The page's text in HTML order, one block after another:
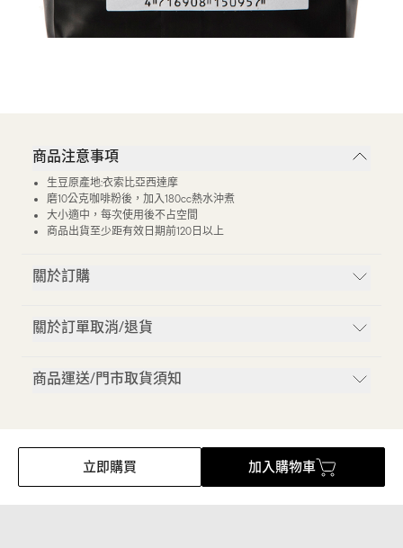
商品注意事項
生豆原產地:衣索比亞西達摩
磨10公克咖啡粉後，加入180cc熱水沖煮
大小適中，每次使用後不占空間
商品出貨至少距有效日期前120日以上
關於訂購
關於訂單取消/退貨
商品運送/門市取貨須知
立即購買 加入購物車